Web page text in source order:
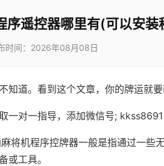
序遥控器哪里有(可以安装
时间：2026年08月08日
知道。看到这个文章，你的牌运就要
一对一指导，添加微信号; kkss8691
将机程序控牌器一般是指通过一些
或工具。